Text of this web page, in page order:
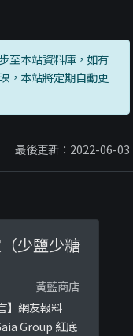
至本站資料庫，如有
，本站將定期自動更
最後更新：2022-06-03
少鹽少糖
黃藍商店
】網友報料
Group 紅底